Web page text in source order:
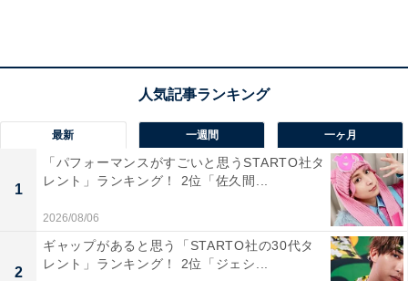
最新 一週間 一ヶ月
1
「パフォーマンスがすごいと思うSTARTO社タ
レント」ランキング！ 2位「佐久間...
2026/08/06
2
ギャップがあると思う「STARTO社の30代タ
レント」ランキング！ 2位「ジェシ...